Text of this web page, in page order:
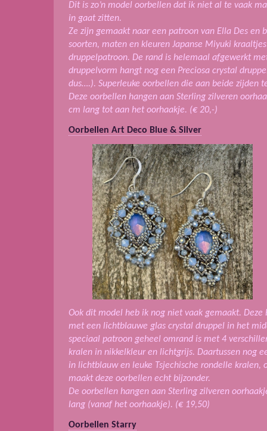
Dit is zo’n model oorbellen dat ik niet al te vaak
in gaat zitten.
Ze zijn gemaakt naar een patroon van Ella Des en
soorten, maten en kleuren Japanse Miyuki
druppelpatroon. De rand is helemaal afgewerkt
druppelvorm hangt nog een Preciosa crystal
dus….). Superleuke oorbellen die aan beide zijden
Deze oorbellen hangen aan Sterling zilveren
cm lang tot aan het oorhaakje. (€ 20,-)
Oorbellen Art Deco Blue & Silver
Ook dit model heb ik nog niet vaak gemaakt.
met een lichtblauwe glas crystal druppel in het
speciaal patroon geheel omrand is met 4
kralen in nikkelkleur en lichtgrijs. Daartussen nog
in lichtblauw en leuke Tsjechische rondelle kralen,
maakt deze oorbellen echt bijzonder.
De oorbellen hangen aan Sterling zilveren
lang (vanaf het oorhaakje). (€ 19,50)
Oorbellen Starry